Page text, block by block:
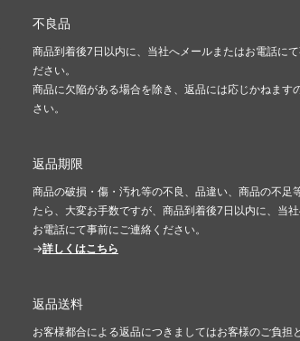
不良品
商品到着後7日以内に、当社へメールまたはお電話にて
ださい。
商品に欠陥がある場合を除き、返品には応じかねます
さい。
返品期限
商品の破損・傷・汚れ等の不良、品違い、商品の不足
たら、大変お手数ですが、商品到着後7日以内に、当
お電話にて事前にご連絡ください。
→詳しくはこちら
返品送料
お客様都合による返品につきましてはお客様のご負担